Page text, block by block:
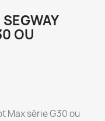
OU
Max série G30 ou